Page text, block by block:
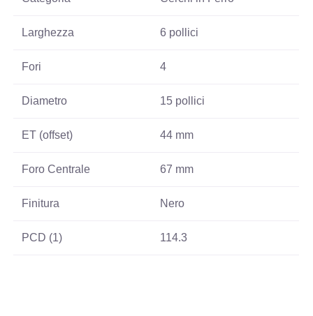
Larghezza 6 pollici
Fori 4
Diametro 15 pollici
ET (offset) 44 mm
Foro Centrale 67 mm
Finitura Nero
PCD (1) 114.3